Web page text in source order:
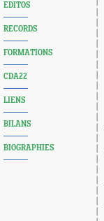
EDITOS
RECORDS
FORMATIONS
CDA22
LIENS
BILANS
BIOGRAPHIES